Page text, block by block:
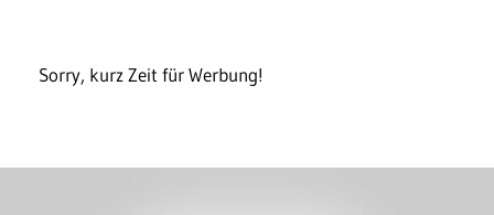
Sorry, kurz Zeit für Werbung!